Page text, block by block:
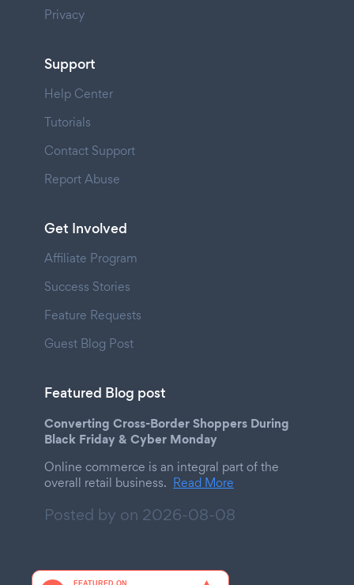
Privacy
Support
Help Center
Tutorials
Contact Support
Report Abuse
Get Involved
Affiliate Program
Success Stories
Feature Requests
Guest Blog Post
Featured Blog post
Converting Cross-Border Shoppers During
Black Friday & Cyber Monday
Online commerce is an integral part of the
overall retail business. Read More
Posted by on 2026-08-08